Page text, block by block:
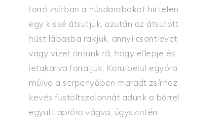
forró zsírban a húsdarabokat hirtelen
egy kissé átsütjük, azután az átsütött
húst lábasba rakjuk, annyi csontlevet
vagy vizet öntünk rá, hogy ellepje és
letakarva forraljuk. Körülbelül egyóra
múlva a serpenyőben maradt zsírhoz
kevés füstöltszalonnát adunk a bőrrel
együtt apróra vágva, úgyszintén